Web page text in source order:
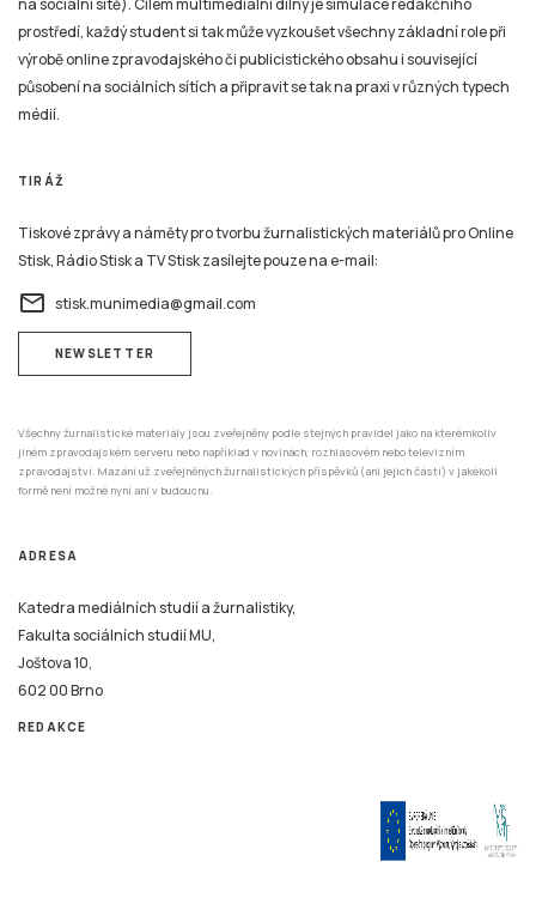
prostředí, každý student si tak může vyzkoušet všechny základní role při
výrobě online zpravodajského či publicistického obsahu i související
působení na sociálních sítích a připravit se tak na praxi v různých typech
médií.
TIRÁŽ
Tiskové zprávy a náměty pro tvorbu žurnalistických materiálů pro Online
Stisk, Rádio Stisk a TV Stisk zasílejte pouze na e-mail:
email stisk.munimedia@gmail.com
NEWSLETTER
Všechny žurnalistické materiály jsou zveřejněny podle stejných pravidel jako na kterémkoliv
jiném zpravodajském serveru nebo například v novinách, rozhlasovém nebo televizním
zpravodajství. Mazání už zveřejněných žurnalistických příspěvků (ani jejich částí) v jakékoli
formě není možné nyní ani v budoucnu.
ADRESA
Katedra mediálních studií a žurnalistiky,
Fakulta sociálních studií MU,
Joštova 10,
602 00 Brno
REDAKCE